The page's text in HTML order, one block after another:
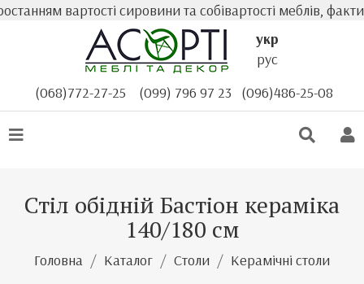
вартості сировини та собівартості меблів,
укр
рус
(068)772-27-25
(099) 796 97 23 (096)486-25-08
Стіл обідній Бастіон кераміка
140/180 см
Головна Каталог Столи Керамічні столи